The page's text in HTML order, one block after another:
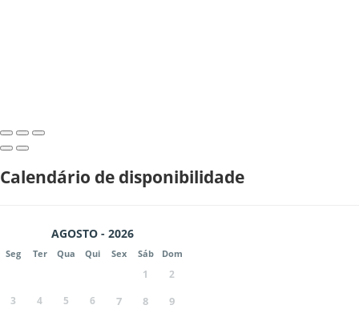
Calendário de disponibilidade
AGOSTO - 2026
Seg Ter Qua Qui Sex Sáb Dom
1
2
3
4 5 6 7 8
9